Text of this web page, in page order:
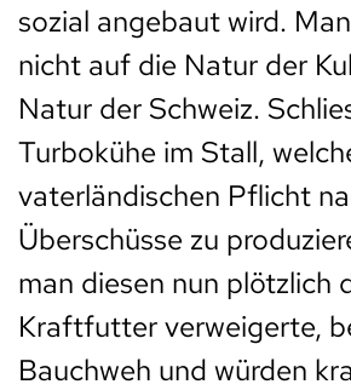
sozial angebaut wird.
nicht auf die Natur der
Natur der Schweiz.
Turbokühe im Stall,
vaterländischen Pflicht
Überschüsse zu
man diesen nun plötzlich
Kraftfutter verweigerte,
Bauchweh und würden